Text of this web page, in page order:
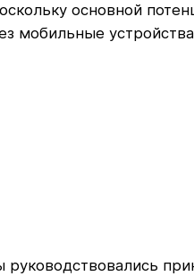
основной
мобильные
руководствовались